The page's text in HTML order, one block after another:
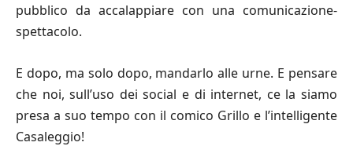
pubblico da accalappiare con una comunicazione-
spettacolo.
E dopo, ma solo dopo, mandarlo alle urne. E pensare
che noi, sull’uso dei social e di internet, ce la siamo
presa a suo tempo con il comico Grillo e l’intelligente
Casaleggio!